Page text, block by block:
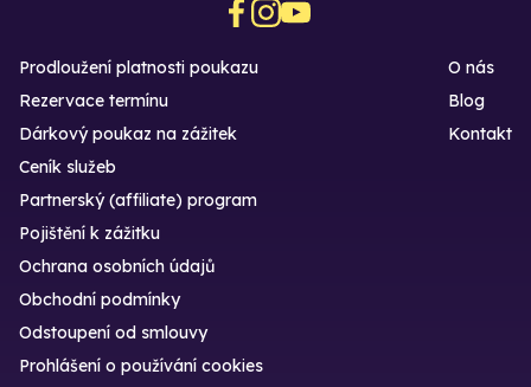
Prodloužení platnosti poukazu
Rezervace termínu
Dárkový poukaz na zážitek
O nás
Blog
Kontakt
Ceník služeb
Partnerský (affiliate) program
Pojištění k zážitku
Ochrana osobních údajů
Obchodní podmínky
Odstoupení od smlouvy
Prohlášení o používání cookies